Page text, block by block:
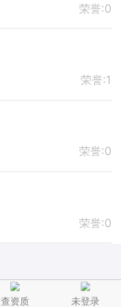
荣誉:0
荣誉:1
荣誉:0
荣誉:0
查资质 未登录